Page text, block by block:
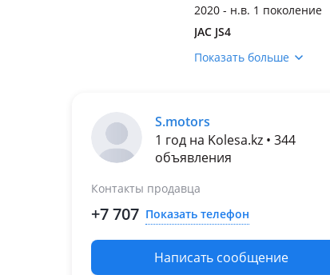
2020 - н.в. 1 поколение
JAC JS4
2018 - н.в. 1 поколение
Показать больше
S.motors
1 год на Kolesa.kz • 344
объявления
Контакты продавца
+7 707 Показать телефон
Написать сообщение